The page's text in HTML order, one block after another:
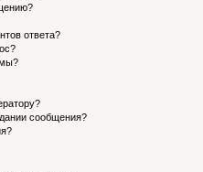
ответа?
сообщения?